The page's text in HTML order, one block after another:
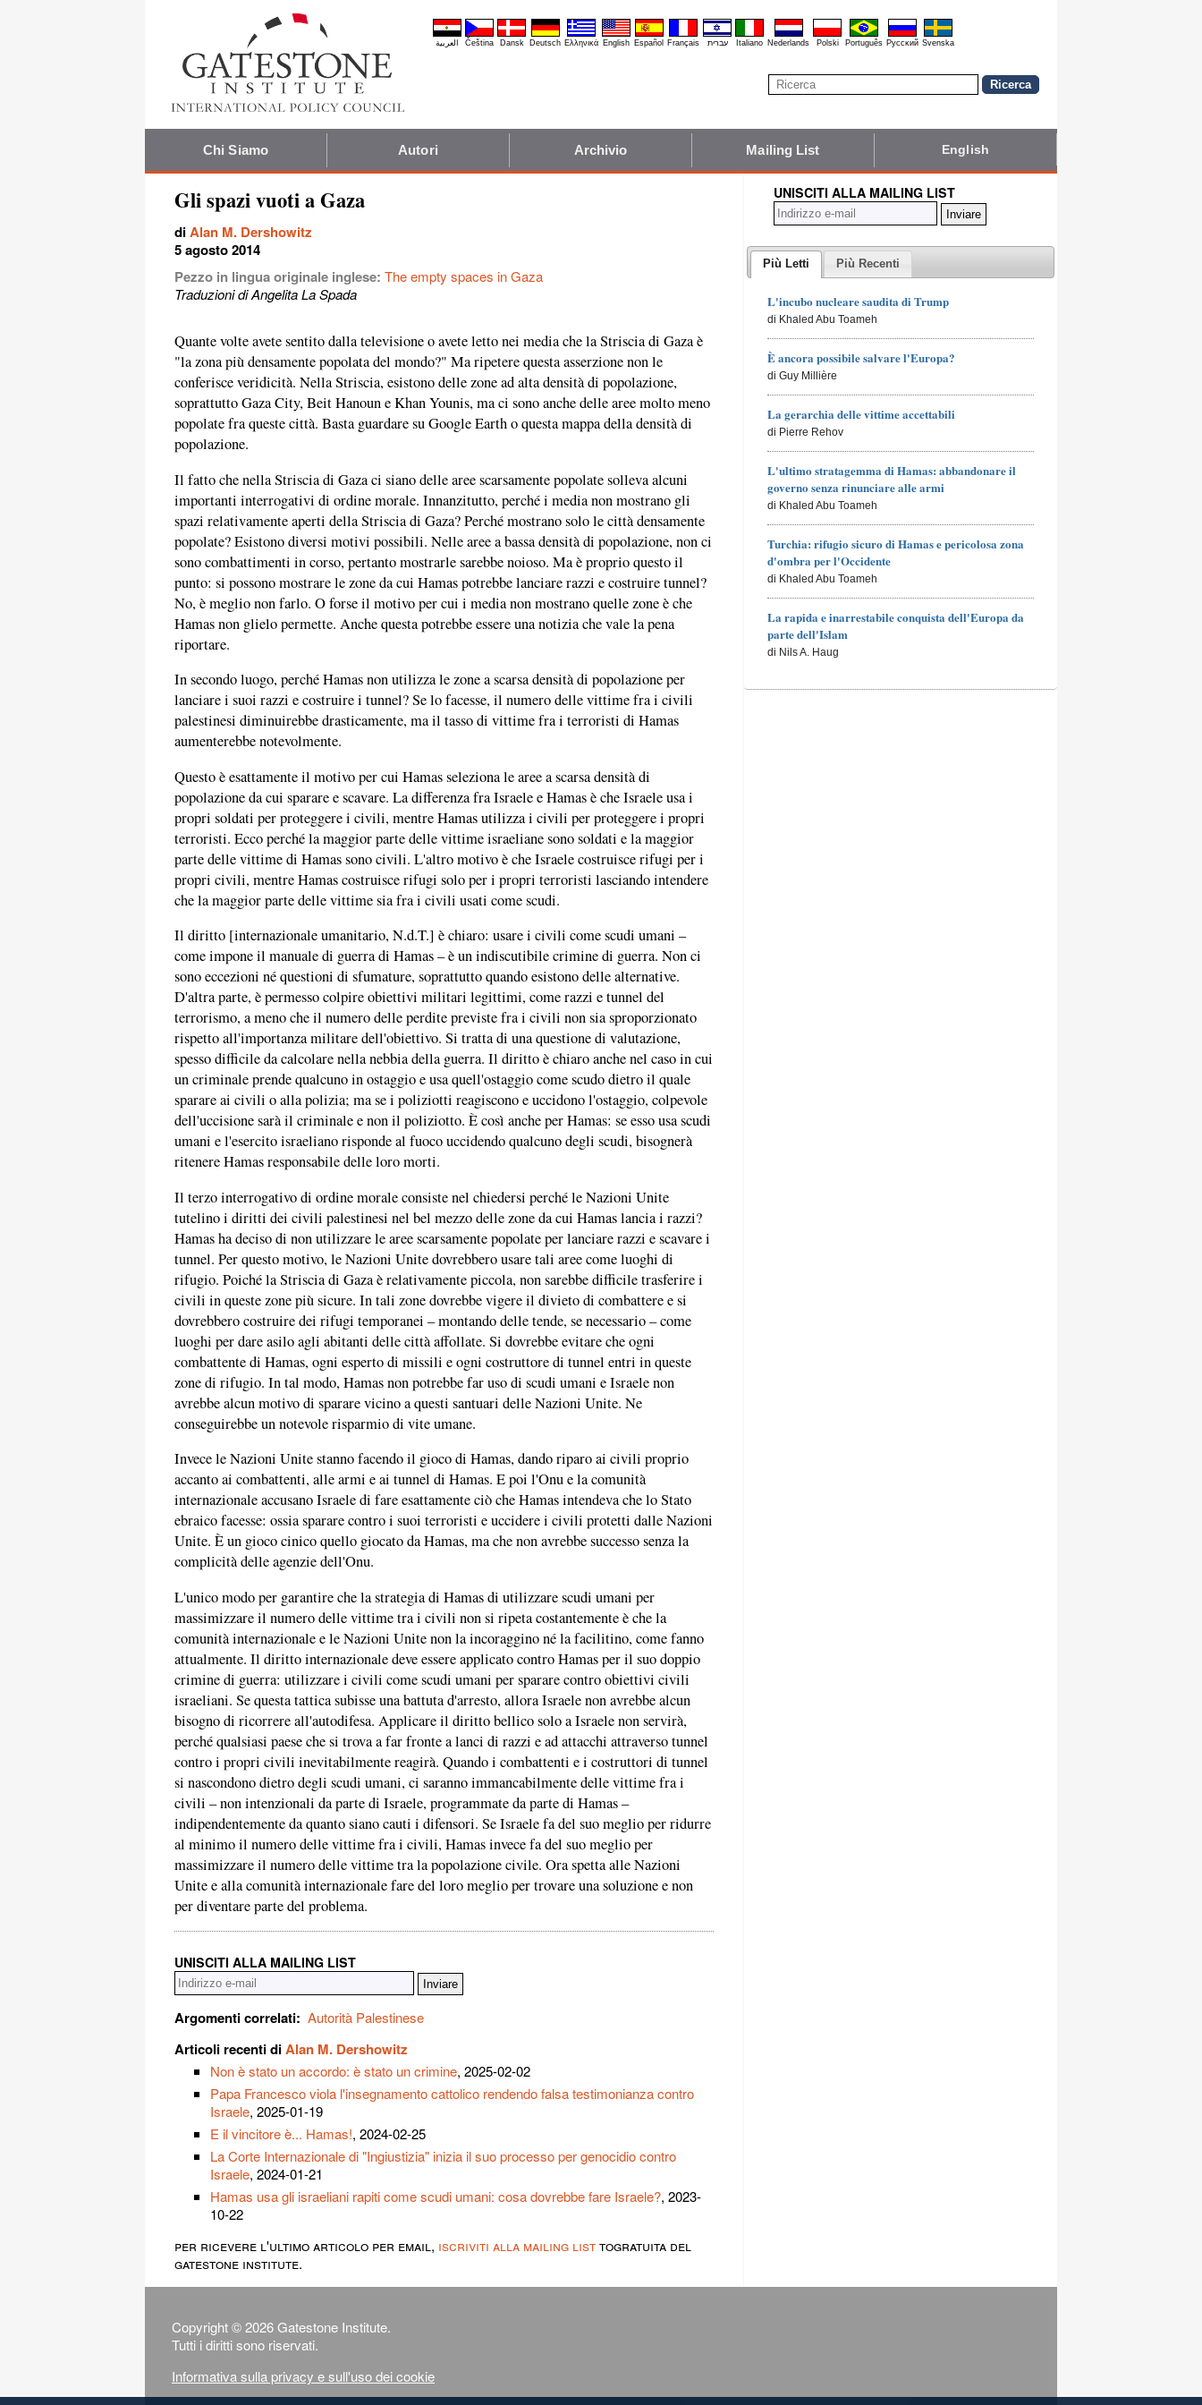
العربية Čeština Dansk Deutsch Ελληνικά English Español Français עברית Italiano Nederlands Polski Português Pyccĸий Svenska
Chi Siamo Autori Archivio Mailing List English
Gli spazi vuoti a Gaza
diAlan M. Dershowitz
5 agosto 2014
Pezzo in lingua originale inglese: The empty spaces in Gaza
Traduzioni di Angelita La Spada
Quante volte avete sentito dalla televisione o avete letto nei media che la Striscia di Gaza è
"la zona più densamente popolata del mondo?" Ma ripetere questa asserzione non le
conferisce veridicità. Nella Striscia, esistono delle zone ad alta densità di popolazione,
soprattutto Gaza City, Beit Hanoun e Khan Younis, ma ci sono anche delle aree molto meno
popolate fra queste città. Basta guardare su Google Earth o questa mappa della densità di
popolazione.
Il fatto che nella Striscia di Gaza ci siano delle aree scarsamente popolate solleva alcuni
importanti interrogativi di ordine morale. Innanzitutto, perché i media non mostrano gli
spazi relativamente aperti della Striscia di Gaza? Perché mostrano solo le città densamente
popolate? Esistono diversi motivi possibili. Nelle aree a bassa densità di popolazione, non ci
sono combattimenti in corso, pertanto mostrarle sarebbe noioso. Ma è proprio questo il
punto: si possono mostrare le zone da cui Hamas potrebbe lanciare razzi e costruire tunnel?
No, è meglio non farlo. O forse il motivo per cui i media non mostrano quelle zone è che
Hamas non glielo permette. Anche questa potrebbe essere una notizia che vale la pena
riportare.
In secondo luogo, perché Hamas non utilizza le zone a scarsa densità di popolazione per
lanciare i suoi razzi e costruire i tunnel? Se lo facesse, il numero delle vittime fra i civili
palestinesi diminuirebbe drasticamente, ma il tasso di vittime fra i terroristi di Hamas
aumenterebbe notevolmente.
Questo è esattamente il motivo per cui Hamas seleziona le aree a scarsa densità di
popolazione da cui sparare e scavare. La differenza fra Israele e Hamas è che Israele usa i
propri soldati per proteggere i civili, mentre Hamas utilizza i civili per proteggere i propri
terroristi. Ecco perché la maggior parte delle vittime israeliane sono soldati e la maggior
parte delle vittime di Hamas sono civili. L'altro motivo è che Israele costruisce rifugi per i
propri civili, mentre Hamas costruisce rifugi solo per i propri terroristi lasciando intendere
che la maggior parte delle vittime sia fra i civili usati come scudi.
Il diritto [internazionale umanitario, N.d.T.] è chiaro: usare i civili come scudi umani –
come impone il manuale di guerra di Hamas – è un indiscutibile crimine di guerra. Non ci
sono eccezioni né questioni di sfumature, soprattutto quando esistono delle alternative.
D'altra parte, è permesso colpire obiettivi militari legittimi, come razzi e tunnel del
terrorismo, a meno che il numero delle perdite previste fra i civili non sia sproporzionato
rispetto all'importanza militare dell'obiettivo. Si tratta di una questione di valutazione,
spesso difficile da calcolare nella nebbia della guerra. Il diritto è chiaro anche nel caso in cui
un criminale prende qualcuno in ostaggio e usa quell'ostaggio come scudo dietro il quale
sparare ai civili o alla polizia; ma se i poliziotti reagiscono e uccidono l'ostaggio, colpevole
dell'uccisione sarà il criminale e non il poliziotto. È così anche per Hamas: se esso usa scudi
umani e l'esercito israeliano risponde al fuoco uccidendo qualcuno degli scudi, bisognerà
ritenere Hamas responsabile delle loro morti.
Il terzo interrogativo di ordine morale consiste nel chiedersi perché le Nazioni Unite
tutelino i diritti dei civili palestinesi nel bel mezzo delle zone da cui Hamas lancia i razzi?
Hamas ha deciso di non utilizzare le aree scarsamente popolate per lanciare razzi e scavare i
tunnel. Per questo motivo, le Nazioni Unite dovrebbero usare tali aree come luoghi di
rifugio. Poiché la Striscia di Gaza è relativamente piccola, non sarebbe difficile trasferire i
civili in queste zone più sicure. In tali zone dovrebbe vigere il divieto di combattere e si
dovrebbero costruire dei rifugi temporanei – montando delle tende, se necessario – come
luoghi per dare asilo agli abitanti delle città affollate. Si dovrebbe evitare che ogni
combattente di Hamas, ogni esperto di missili e ogni costruttore di tunnel entri in queste
zone di rifugio. In tal modo, Hamas non potrebbe far uso di scudi umani e Israele non
avrebbe alcun motivo di sparare vicino a questi santuari delle Nazioni Unite. Ne
conseguirebbe un notevole risparmio di vite umane.
Invece le Nazioni Unite stanno facendo il gioco di Hamas, dando riparo ai civili proprio
accanto ai combattenti, alle armi e ai tunnel di Hamas. E poi l'Onu e la comunità
internazionale accusano Israele di fare esattamente ciò che Hamas intendeva che lo Stato
ebraico facesse: ossia sparare contro i suoi terroristi e uccidere i civili protetti dalle Nazioni
Unite. È un gioco cinico quello giocato da Hamas, ma che non avrebbe successo senza la
complicità delle agenzie dell'Onu.
L'unico modo per garantire che la strategia di Hamas di utilizzare scudi umani per
massimizzare il numero delle vittime tra i civili non si ripeta costantemente è che la
comunità internazionale e le Nazioni Unite non la incoraggino né la facilitino, come fanno
attualmente. Il diritto internazionale deve essere applicato contro Hamas per il suo doppio
crimine di guerra: utilizzare i civili come scudi umani per sparare contro obiettivi civili
israeliani. Se questa tattica subisse una battuta d'arresto, allora Israele non avrebbe alcun
bisogno di ricorrere all'autodifesa. Applicare il diritto bellico solo a Israele non servirà,
perché qualsiasi paese che si trova a far fronte a lanci di razzi e ad attacchi attraverso tunnel
contro i propri civili inevitabilmente reagirà. Quando i combattenti e i costruttori di tunnel
si nascondono dietro degli scudi umani, ci saranno immancabilmente delle vittime fra i
civili – non intenzionali da parte di Israele, programmate da parte di Hamas –
indipendentemente da quanto siano cauti i difensori. Se Israele fa del suo meglio per ridurre
al minimo il numero delle vittime fra i civili, Hamas invece fa del suo meglio per
massimizzare il numero delle vittime tra la popolazione civile. Ora spetta alle Nazioni
Unite e alla comunità internazionale fare del loro meglio per trovare una soluzione e non
per diventare parte del problema.
UNISCITI ALLA MAILING LIST
Argomenti correlati: Autorità Palestinese
Articoli recenti diAlan M. Dershowitz
Non è stato un accordo: è stato un crimine, 2025-02-02
Papa Francesco viola l'insegnamento cattolico rendendo falsa testimonianza contro
Israele, 2025-01-19
E il vincitore è... Hamas!, 2024-02-25
La Corte Internazionale di "Ingiustizia" inizia il suo processo per genocidio contro
Israele, 2024-01-21
Hamas usa gli israeliani rapiti come scudi umani: cosa dovrebbe fare Israele?, 2023-
10-22
per ricevere l'ultimo articolo per email, iscriviti alla mailing listtogratuita del
gatestone institute.
UNISCITI ALLA MAILING LIST
Più Letti Più Recenti
L'incubo nucleare saudita di Trump
di Khaled Abu Toameh
È ancora possibile salvare l'Europa?
di Guy Millière
La gerarchia delle vittime accettabili
di Pierre Rehov
L'ultimo stratagemma di Hamas: abbandonare il
governo senza rinunciare alle armi
di Khaled Abu Toameh
Turchia: rifugio sicuro di Hamas e pericolosa zona
d'ombra per l'Occidente
di Khaled Abu Toameh
La rapida e inarrestabile conquista dell'Europa da
parte dell'Islam
di Nils A. Haug
Copyright © 2026 Gatestone Institute.
Tutti i diritti sono riservati.
Informativa sulla privacy e sull'uso dei cookie